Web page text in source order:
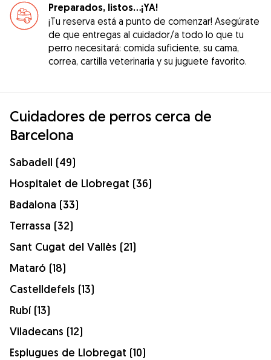
Preparados, listos...¡YA!
¡Tu reserva está a punto de comenzar! Asegúrate
de que entregas al cuidador/a todo lo que tu
perro necesitará: comida suficiente, su cama,
correa, cartilla veterinaria y su juguete favorito.
Cuidadores de perros cerca de
Barcelona
Sabadell (49)
Hospitalet de Llobregat (36)
Badalona (33)
Terrassa (32)
Sant Cugat del Vallès (21)
Mataró (18)
Castelldefels (13)
Rubí (13)
Viladecans (12)
Esplugues de Llobregat (10)